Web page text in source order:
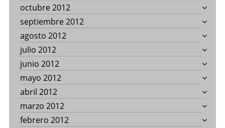
octubre 2012
septiembre 2012
agosto 2012
julio 2012
junio 2012
mayo 2012
abril 2012
marzo 2012
febrero 2012